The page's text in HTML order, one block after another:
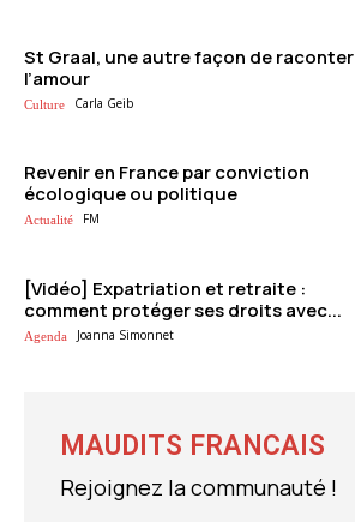
St Graal, une autre façon de raconter
l’amour
Culture Carla Geib
Revenir en France par conviction
écologique ou politique
Actualité FM
[Vidéo] Expatriation et retraite :
comment protéger ses droits avec...
Agenda Joanna Simonnet
MAUDITS FRANCAIS
Rejoignez la communauté !